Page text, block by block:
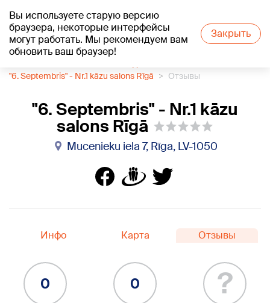
Вы используете старую версию
браузера, некоторые интерфейсы
могут работать. Мы рекомендуем вам
обновить ваш браузер!
Закрыть
+18°C
"6. Septembris" - Nr.1 kāzu salons Rīgā
Отзывы
"6. Septembris" - Nr.1 kāzu
salons Rīgā
Mucenieku iela 7, Rīga, LV-1050
Инфо Карта Отзывы
0 0 ?